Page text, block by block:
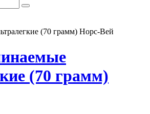
(70 грамм) Норс-Вей
(70 грамм)